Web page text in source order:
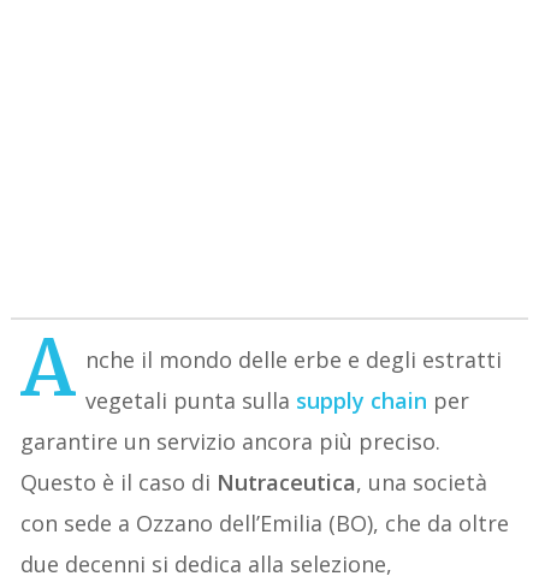
A nche il mondo delle erbe e degli estratti
vegetali punta sulla supply chain per
garantire un servizio ancora più preciso.
Questo è il caso di Nutraceutica, una società
con sede a Ozzano dell’Emilia (BO), che da oltre
due decenni si dedica alla selezione,